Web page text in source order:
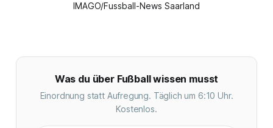
IMAGO/Fussball-News Saarland
Was du über Fußball wissen musst
Einordnung statt Aufregung. Täglich um 6:10 Uhr.
Kostenlos.